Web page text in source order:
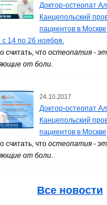
Доктор-остеопат
Канцепольский
пациентов в
с 14 по 26 ноября.
считать, что остеопатия -
от боли.
24.10.2017
Доктор-остеопат
Канцепольский
пациентов в Москве
считать, что остеопатия -
от боли.
Все новости